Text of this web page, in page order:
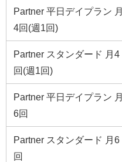
Partner 平日デイプラン 月
4回(週1回)
Partner スタンダード 月4
回(週1回)
Partner 平日デイプラン 月
6回
Partner スタンダード 月6
回